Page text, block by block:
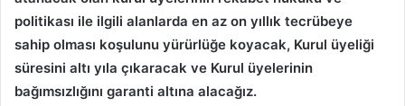
politikası ile ilgili alanlarda en az on yıllık tecrübeye
sahip olması koşulunu yürürlüğe koyacak, Kurul üyeliği
süresini altı yıla çıkaracak ve Kurul üyelerinin
bağımsızlığını garanti altına alacağız.